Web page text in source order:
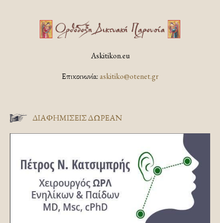
Askitikon.eu
Επικοινωνία:askitiko@otenet.gr
ΔΙΑΦΗΜΊΣΕΙΣ ΔΩΡΕΆΝ